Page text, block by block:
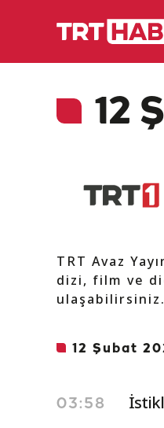
12
TRT Avaz
dizi, film ve
ulaşabilirsiniz.
12 Şubat
03:58